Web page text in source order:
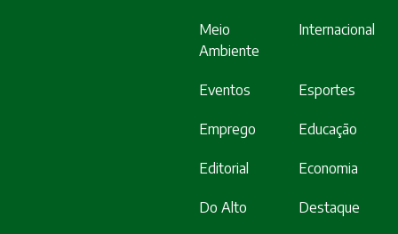
Meio
Ambiente
Internacional
Eventos Esportes
Emprego Educação
Editorial Economia
Do Alto Destaque